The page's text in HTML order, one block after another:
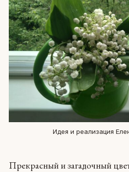
Идея и реализация
Прекрасный и загадочный